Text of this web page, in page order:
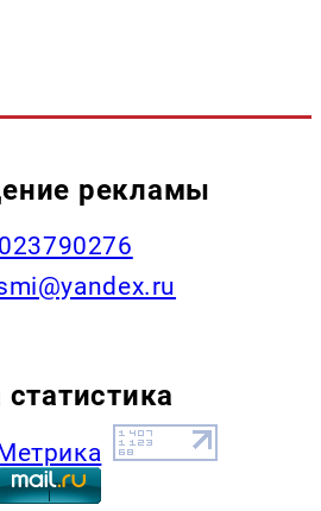
рекламы